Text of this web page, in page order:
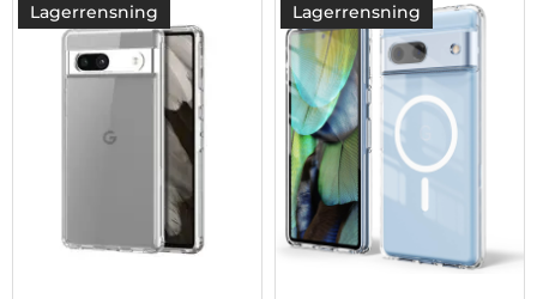
Lagerrensning
-67%
Lagerrensning